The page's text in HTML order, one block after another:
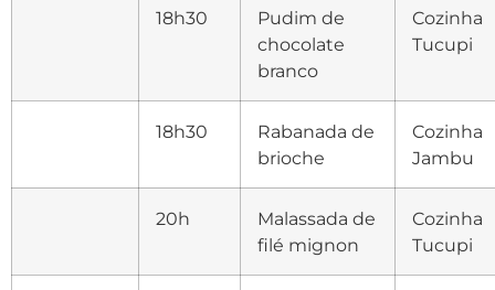
18h30
Pudim de
chocolate
branco
Cozinha
Tucupi
18h30
Rabanada de
brioche
Cozinha
Jambu
20h
Malassada de
filé mignon
Cozinha
Tucupi